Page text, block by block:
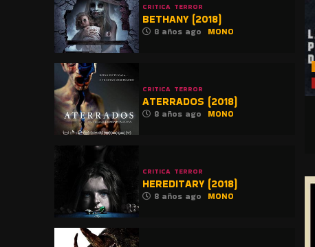
CRITICA TERROR
BETHANY (2018)
8 años ago MONO
CRITICA TERROR
ATERRADOS (2018)
8 años ago MONO
CRITICA TERROR
HEREDITARY (2018)
8 años ago MONO